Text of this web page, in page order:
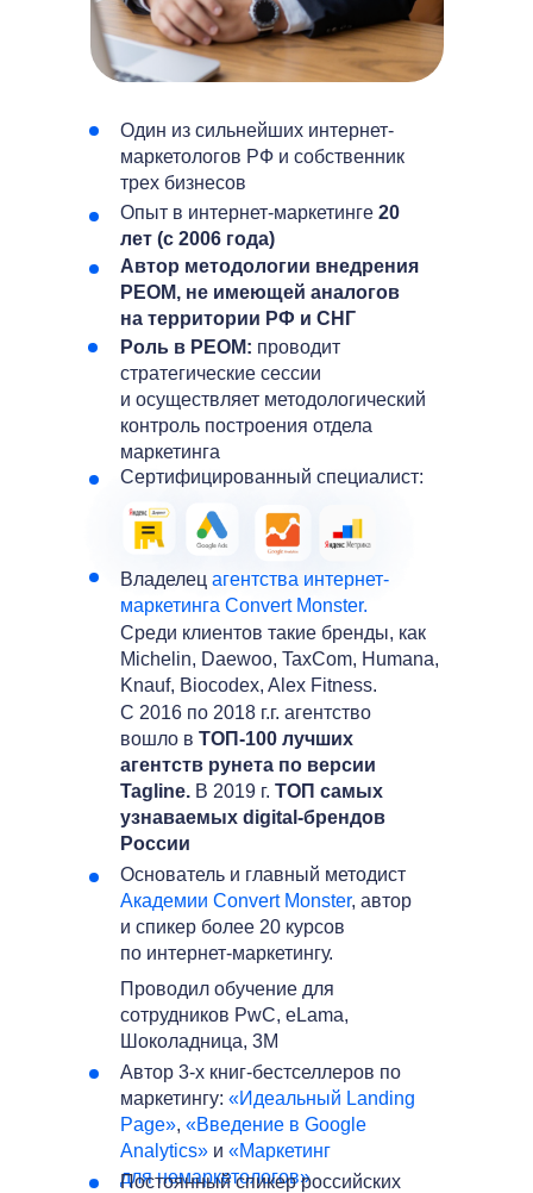
Один из сильнейших интернет-
маркетологов РФ и собственник
трех бизнесов
Роль в РЕОМ: проводит
стратегические сессии
и осуществляет методологический
контроль построения отдела
маркетинга
Автор методологии внедрения
РЕОМ, не имеющей аналогов
на территории РФ и СНГ
Опыт в интернет-маркетинге 20
лет (с 2006 года)
Владелец агентства интернет-
маркетинга Convert Monster.
Среди клиентов такие бренды, как
Michelin, Daewoo, TaxCom, Humana,
Knauf, Biocodex, Alex Fitness.
C 2016 по 2018 г.г. агентство
вошло в ТОП-100 лучших
агентств рунета по версии
Tagline. В 2019 г. ТОП самых
узнаваемых digital-брендов
России
Основатель и главный методист
Академии Convert Monster, автор
и спикер более 20 курсов
по интернет-маркетингу.
Проводил обучение для
сотрудников PwC, eLama,
Шоколадница, 3M
Автор 3-х книг-бестселлеров по
маркетингу: «Идеальный Landing
Page», «Введение в Google
Analytics» и «Маркетинг
для немаркетологов»
Сертифицированный специалист:
Постоянный спикер российских